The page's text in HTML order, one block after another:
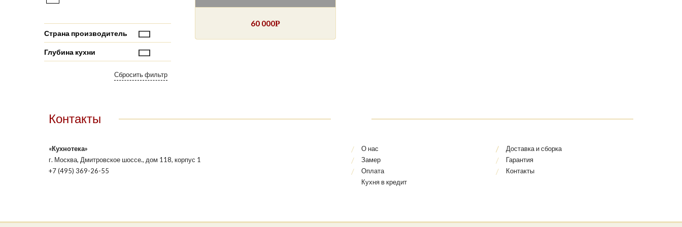
60 000Р
Страна производитель
Глубина кухни
Контакты
«Кухнотека»
г. Москва, Дмитровское шоссе., дом 118, корпус 1
+7 (495) 369-26-55
О нас
Замер
Оплата
Кухня в кредит
Доставка и сборка
Гарантия
Контакты